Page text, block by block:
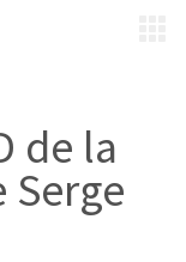
de la